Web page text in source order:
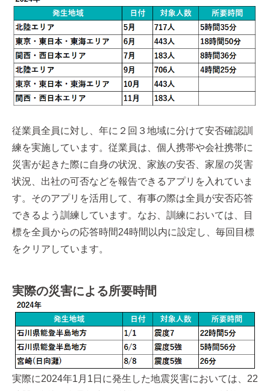
従業員全員に対し、年に２回３地域に分けて安否確認訓
練を実施しています。従業員は、個人携帯や会社携帯に
災害が起きた際に自身の状況、家族の安否、家屋の災害
状況、出社の可否などを報告できるアプリを入れていま
す。そのアプリを活用して、有事の際は全員が安否応答
できるよう訓練しています。なお、訓練においては、目
標を全員からの応答時間24時間以内に設定し、毎回目標
をクリアしています。
実際の災害による所要時間
実際に2024年1月1日に発生した地震災害においては、22